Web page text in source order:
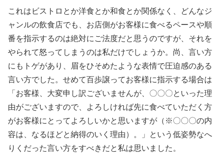
これはビストロとか洋食とか和食とか関係なく、どんなジ
ャンルの飲食店でも、お店側がお客様に食べるペースや順
番を指示するのは絶対にご法度だと思うのですが、それを
やられて怒ってしまうのは私だけでしょうか。尚、言い方
にもトゲがあり、眉をひそめたような表情で圧迫感のある
言い方でした。せめて百歩譲ってお客様に指示する場合は
「お客様、大変申し訳ございませんが、〇〇〇といった理
由がございますので、よろしければ先に食べていただく方
がお客様にとってよろしいかと思いますが（※〇〇〇の内
容は、なるほどと納得のいく理由）。」という低姿勢なへ
りくだった言い方をすべきだと私は思いました。